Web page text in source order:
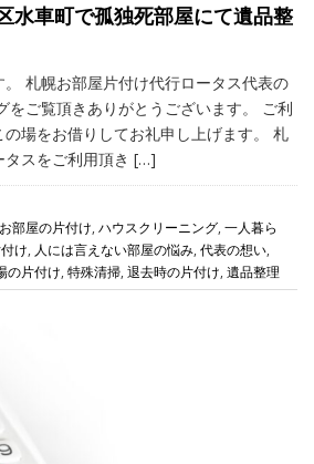
水車町で孤独死部屋にて遺品整
札幌お部屋片付け代行ロータス代表の
をご覧頂きありがとうございます。 ご利
場をお借りしてお礼申し上げます。 札
タスをご利用頂き […]
お部屋の片付け, ハウスクリーニング, 一人暮ら
け, 人には言えない部屋の悩み, 代表の想い,
の片付け, 特殊清掃, 退去時の片付け, 遺品整理